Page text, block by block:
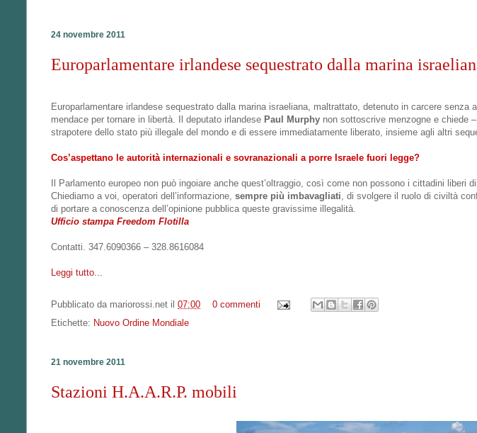
24 novembre 2011
Europarlamentare irlandese sequestrato dalla marina
Europarlamentare irlandese sequestrato dalla marina israeliana, maltrattato, detenuto in carcere
mendace per tornare in libertà. Il deputato irlandese Paul Murphy non sottoscrive menzogne e chiede
strapotere dello stato più illegale del mondo e di essere immediatamente liberato, insieme agli altri
Cos’aspettano le autorità internazionali e sovranazionali a porre Israele fuori legge?
Il Parlamento europeo non può ingoiare anche quest’oltraggio, così come non possono i cittadini liberi
Chiediamo a voi, operatori dell’informazione, sempre più imbavagliati, di svolgere il ruolo di civiltà
di portare a conoscenza dell’opinione pubblica queste gravissime illegalità.
Ufficio stampa Freedom Flotilla
Contatti. 347.6090366 – 328.8616084
Leggi tutto...
Pubblicato da mariorossi.net il 07:00
0 commenti
Etichette: Nuovo Ordine Mondiale
21 novembre 2011
Stazioni H.A.A.R.P. mobili